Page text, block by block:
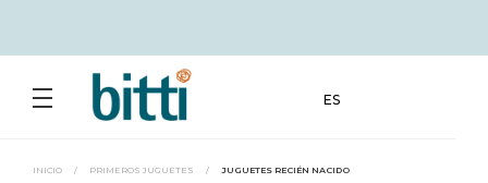
ES
INICIO / PRIMEROS JUGUETES / JUGUETES RECIÉN NACIDO